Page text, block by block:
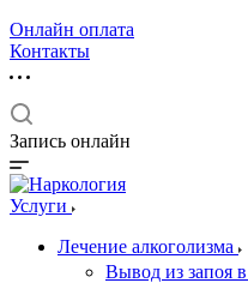
Онлайн оплата
Контакты
Запись онлайн
Услуги
Лечение алкоголизма
Вывод из запоя